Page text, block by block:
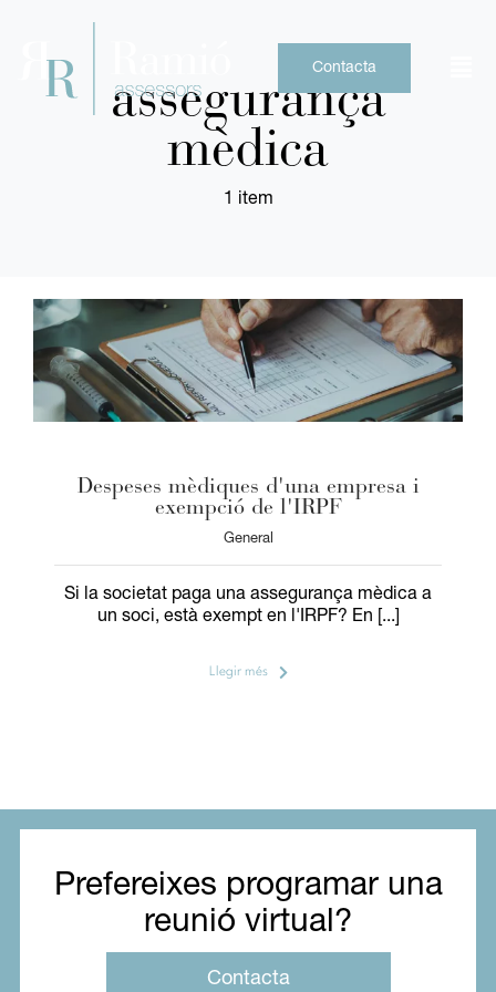
Contacta
assegurança
mèdica
1 item
Despeses mèdiques d'una empresa i
exempció de l'IRPF
General
Si la societat paga una assegurança mèdica a
un soci, està exempt en l'IRPF? En [...]
Llegir més
Prefereixes programar una
reunió virtual?
Contacta